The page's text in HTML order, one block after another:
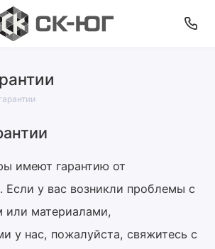
имеют гарантию от
Если у вас возникли проблемы с
или материалами,
у нас, пожалуйста, свяжитесь с